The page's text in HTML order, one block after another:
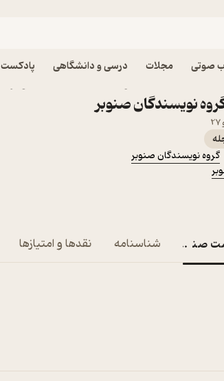
صوتی مجلات درسی و دانشگاهی پادکست
گروه نویسندگان صنوبر
صنوبر شماره 26شناسنامه نقدها و امتیازها